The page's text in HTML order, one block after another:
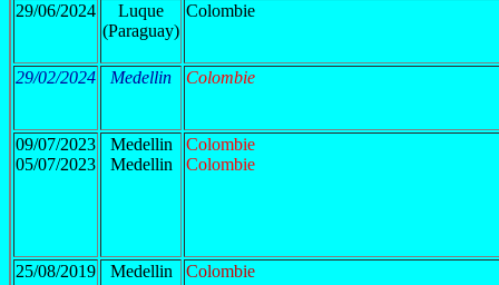
29/06/2024
Luque
(Paraguay)
Colombie
29/02/2024 Medellin Colombie
09/07/2023
05/07/2023
Medellin
Medellin
Colombie
Colombie
25/08/2019 Medellin Colombie